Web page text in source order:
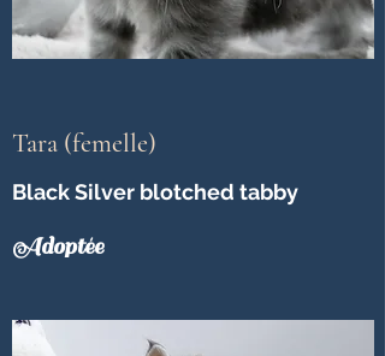
Tara (femelle)
Black Silver blotched tabby
Adoptée